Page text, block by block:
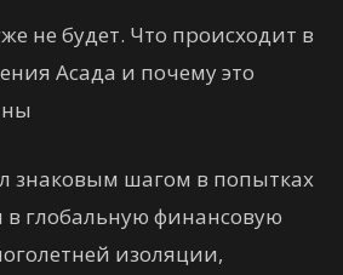
не будет. Что происходит в
Асада и почему это
знаковым шагом в попытках
в глобальную финансовую
изоляции,